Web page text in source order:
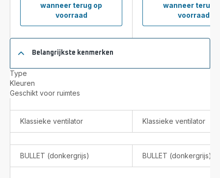
wanneer terug op
voorraad
Instant
Comfort
Compact
SO2321
Elektrische
-
2
wanneer terug
voorraad
Aqua
voor
Belangrijkste kenmerken
Type
Kleuren
Geschikt voor ruimtes
Klassieke ventilator Klassieke ventilator
BULLET (donkergrijs) BULLET (donkergrijs)